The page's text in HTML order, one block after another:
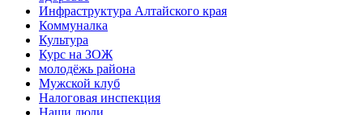
Инфраструктура Алтайского края
Коммуналка
Культура
Курс на ЗОЖ
молодёжь района
Мужской клуб
Налоговая инспекция